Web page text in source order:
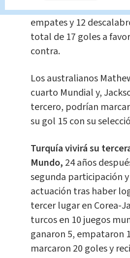
sumaron 4 victorias,
empates y 12
total de 17 goles a
contra.
Los australianos
cuarto Mundial y,
tercero, podrían
su gol 15 con su
Turquía vivirá su
Mundo, 24 años
segunda participación
actuación tras haber
tercer lugar en Corea-
turcos en 10 juegos
ganaron 5, empataron
marcaron 20 goles y